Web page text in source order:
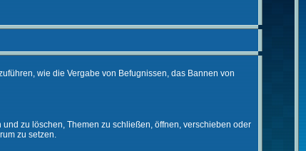
wie die Vergabe von Befugnissen, das Bannen von
zu löschen, Themen zu schließen, öffnen, verschieben oder
zu setzen.